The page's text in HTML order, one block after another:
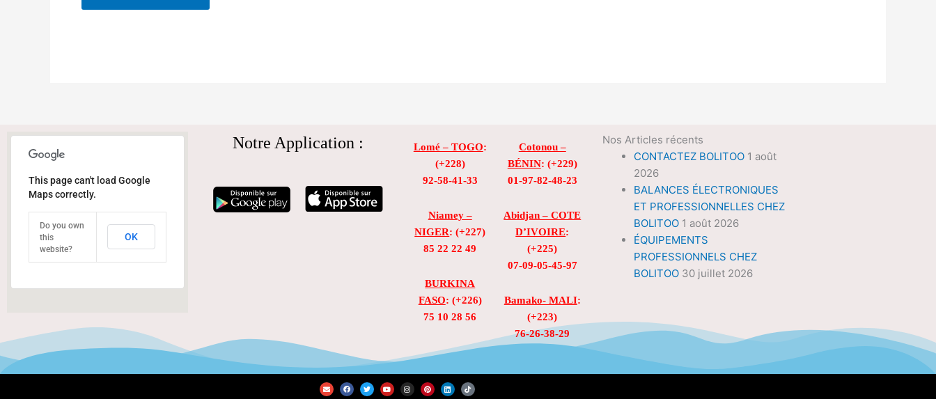
This page can't load Google
Maps correctly.
Do you own
this
website?
OK
Notre Application : Lomé – TOGO:
(+228)
92-58-41-33
Niamey –
NIGER: (+227)
85 22 22 49
BURKINA
FASO: (+226)
75 10 28 56
Cotonou –
BÉNIN: (+229)
01-97-82-48-23
Abidjan – COTE
D’IVOIRE:
(+225)
07-09-05-45-97
Bamako- MALI:
(+223)
76-26-38-29
Nos Articles récents
CONTACTEZ BOLITOO 1 août
2026
BALANCES ÉLECTRONIQUES
ET PROFESSIONNELLES CHEZ
BOLITOO 1 août 2026
ÉQUIPEMENTS
PROFESSIONNELS CHEZ
BOLITOO 30 juillet 2026
E
n
F
a
T
w
Y
o
I
n
P
i
L
i
T
i